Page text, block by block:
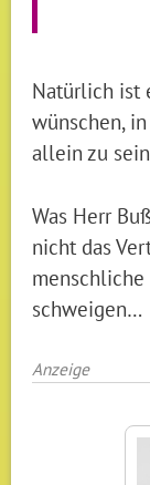
Natürlich ist
wünschen,
allein zu
Was Herr
nicht das
menschliche
schweigen…
Anzeige